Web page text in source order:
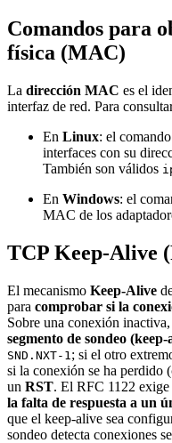
Comandos para
física (MAC)
La dirección MAC es el
interfaz de red. Para
En Linux: el comando
interfaces con su
También son válidos
En Windows: el
MAC de los
TCP Keep-Alive
El mecanismo Keep-Alive
para comprobar si la
Sobre una conexión
segmento de sondeo
SND.NXT-1 ; si el otro
si la conexión se ha perdido
un RST. El RFC 1122
la falta de respuesta a un
que el keep-alive sea
sondeo detecta conexiones